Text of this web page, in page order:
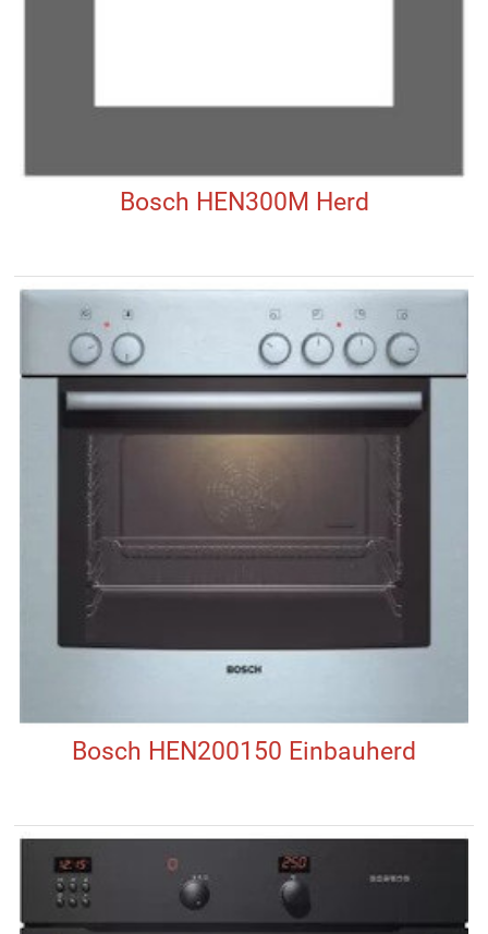
Bosch HEN300M Herd
Bosch HEN200150 Einbauherd